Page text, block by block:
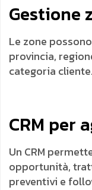
Gestione
Le zone
provincia,
categoria cliente.
CRM per
Un CRM
opportunità,
preventivi e